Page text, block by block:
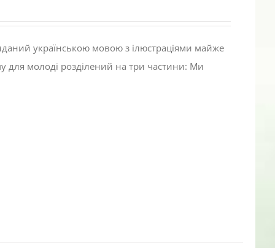
українською мовою з ілюстраціями майже
для молоді розділений на три частини: Ми